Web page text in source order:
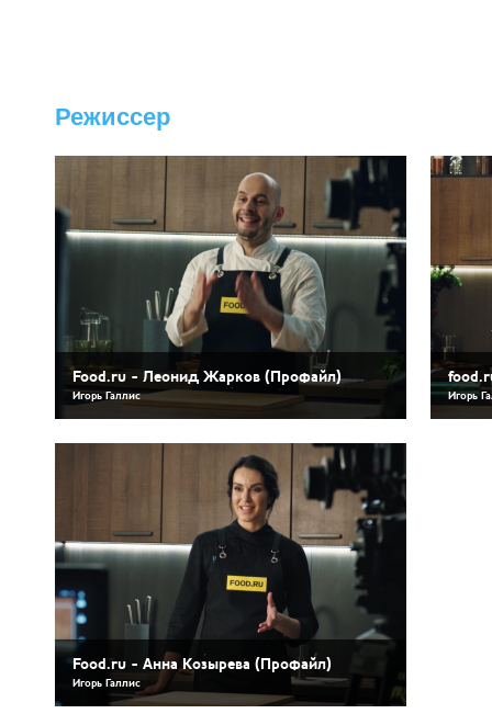
Режиссер
Food.ru - Леонид Жарков (Профайл)
Игорь Галлис Игорь
Food.ru - Анна Козырева (Профайл)
Игорь Галлис